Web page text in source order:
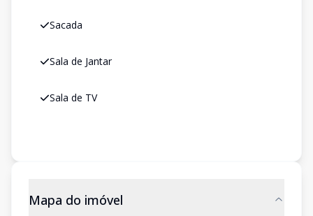
Sacada
Sala de Jantar
Sala de TV
Mapa do imóvel